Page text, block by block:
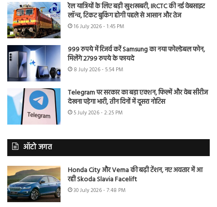
रेल यात्रियों के लिए बड़ी खुशखबरी, IRCTC की नई वेबसाइट
लॉन्च, टिकट बुकिंग होगी पहले से आसान और तेज
16 July 2026 - 1:45 PM
999 रुपये में रिजर्व करें Samsung का नया फोल्डेबल फोन,
मिलेंगे 2799 रुपये के फायदे
8 July 2026 - 5:54 PM
Telegram पर सरकार का बड़ा एक्शन, फिल्में और वेब सीरीज
देखना पड़ेगा भारी, तीन दिनों में दूसरा नोटिस
5 July 2026 - 2:25 PM
ऑटो जगत
Honda City और Verna की बढ़ी टेंशन, नए अवतार में आ
रही Skoda Slavia Facelift
30 July 2026 - 7:48 PM